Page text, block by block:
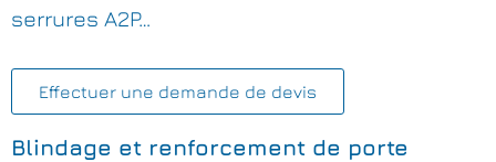
serrures A2P…
Effectuer une demande de devis
Blindage et renforcement de porte